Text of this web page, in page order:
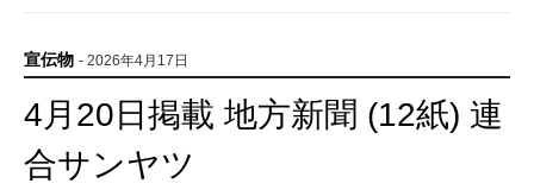
宣伝物 - 2026年4月17日
4月20日掲載 地方新聞 (12紙) 連
合サンヤツ